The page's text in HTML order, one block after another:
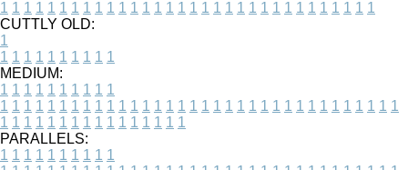
1 1 1 1 1 1 1 1 1 1 1 1 1 1 1 1 1 1 1 1 1 1 1 1 1 1 1 1 1 1 1 1
CUTTLY OLD:
1
1 1 1 1 1 1 1 1 1 1
MEDIUM:
1 1 1 1 1 1 1 1 1 1
1 1 1 1 1 1 1 1 1 1 1 1 1 1 1 1 1 1 1 1 1 1 1 1 1 1 1 1 1 1 1 1 1 1
1 1 1 1 1 1 1 1 1 1 1 1 1 1 1 1
PARALLELS:
1 1 1 1 1 1 1 1 1 1